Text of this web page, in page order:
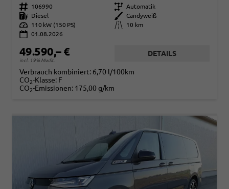
Fahrzeugnr. 106990 Getriebe Automatik
Kraftstoff
Diesel Außenfarbe
Candyweiß
Leistung
110 kW (150 PS) Kilometerstand
10 km
01.08.2026
49.590,– €
incl. 19% MwSt.
DETAILS
Verbrauch kombiniert: 6,70 l/100km
CO2-Klasse: F
CO2-Emissionen: 175,00 g/km